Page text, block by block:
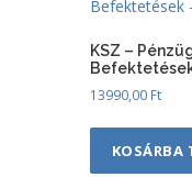
KSZ –
13990,00 Ft
KOSÁRBA